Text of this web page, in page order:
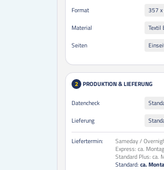
Format
357
Material
Textil
Seiten
2 PRODUKTION & LIEFERUNG
Datencheck
Lieferung
Liefertermin: Sameday /
Express: ca.
Standard Plus: ca.
Standard: ca.